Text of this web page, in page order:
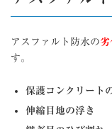
アスファルト防水の劣
す。
保護コンクリート
伸縮目地の浮き